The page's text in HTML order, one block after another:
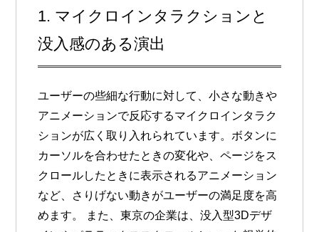
1. マイクロインタラクションと
没入感のある演出
ユーザーの些細な行動に対して、小さな動きや
アニメーションで反応するマイクロインタラク
ションが広く取り入れられています。ボタンに
カーソルを合わせたときの変化や、ページをス
クロールしたときに表示されるアニメーション
など、さりげない動きがユーザーの満足度を高
めます。 また、東京の企業は、没入型3Dデザ